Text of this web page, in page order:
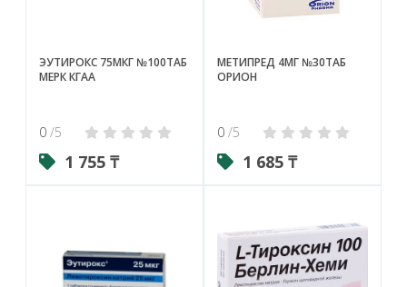
ЭУТИРОКС 75МКГ №100ТАБ
МЕРК КГАА
0 /5
1 755 ₸
МЕТИПРЕД 4МГ №30ТАБ
ОРИОН
0 /5
1 685 ₸